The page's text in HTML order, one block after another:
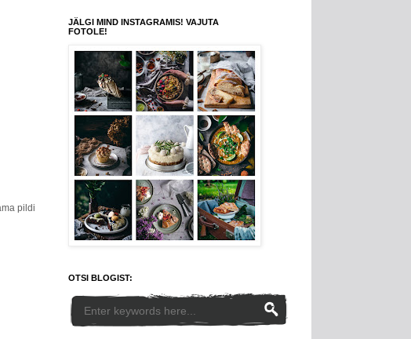
pildi
JÄLGI MIND INSTAGRAMIS! VAJUTA
FOTOLE!
OTSI BLOGIST: